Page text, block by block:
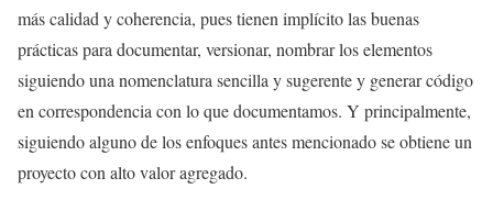
más calidad y coherencia, pues tienen implícito las buenas
prácticas para documentar, versionar, nombrar los elementos
siguiendo una nomenclatura sencilla y sugerente y generar código
en correspondencia con lo que documentamos. Y principalmente,
siguiendo alguno de los enfoques antes mencionado se obtiene un
proyecto con alto valor agregado.